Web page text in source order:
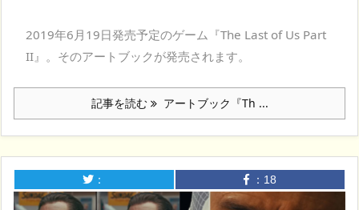
2019年6月19日発売予定のゲーム『The Last of Us Part
II』。そのアートブックが発売されます。
記事を読む アートブック『Th ...
： ： 18